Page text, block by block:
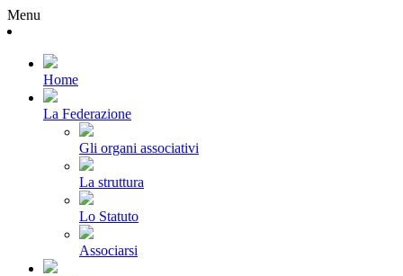
Menu
Home
La Federazione
Gli organi associativi
La struttura
Lo Statuto
Associarsi